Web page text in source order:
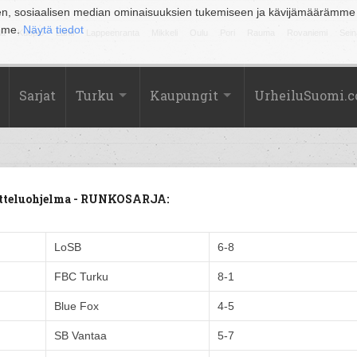
sosiaalisen median ominaisuuksien tukemiseen ja
Näytä tiedot
Kuopio Lahti
Sarjat Turku Kaupungit
- RUNKOSARJA:
LoSB 6-8
FBC Turku 8-1
Blue Fox 4-5
SB Vantaa 5-7